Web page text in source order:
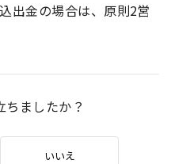
出金の場合は、原則2営
ちましたか？
いいえ